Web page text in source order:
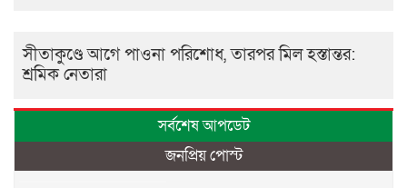
সীতাকুণ্ডে আগে পাওনা পরিশোধ, তারপর মিল হস্তান্তর:
শ্রমিক নেতারা
সর্বশেষ আপডেট
জনপ্রিয় পোস্ট